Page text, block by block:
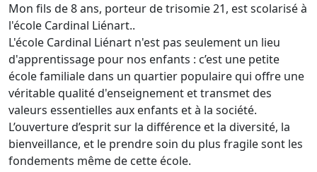
Mon fils de 8 ans, porteur de trisomie 21, est scolarisé à
l'école Cardinal Liénart..
L'école Cardinal Liénart n'est pas seulement un lieu
d'apprentissage pour nos enfants : c’est une petite
école familiale dans un quartier populaire qui offre une
véritable qualité d'enseignement et transmet des
valeurs essentielles aux enfants et à la société.
L’ouverture d’esprit sur la différence et la diversité, la
bienveillance, et le prendre soin du plus fragile sont les
fondements même de cette école.